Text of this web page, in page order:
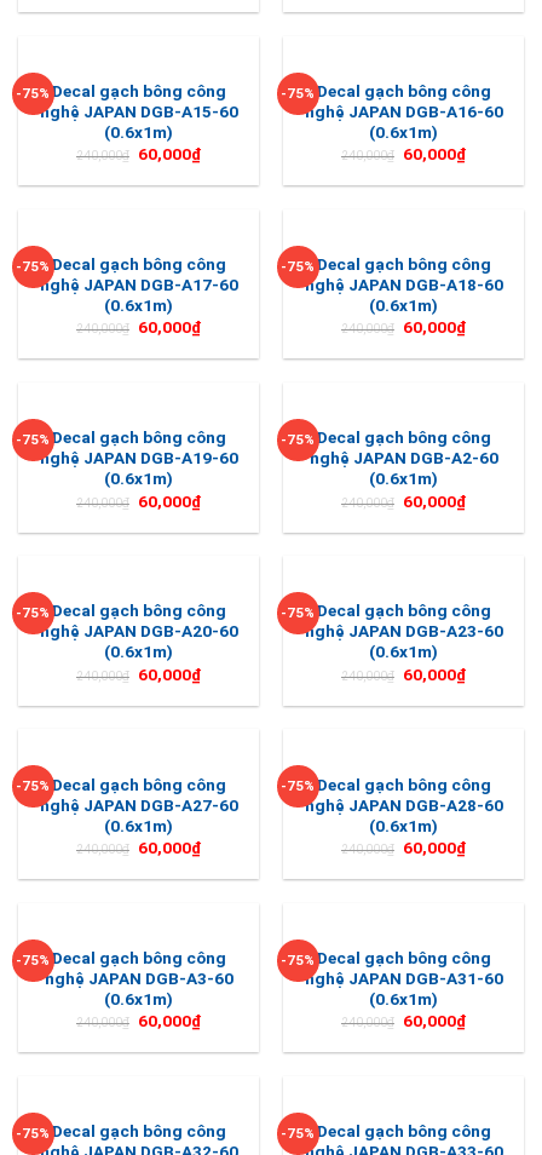
-75% Decal gạch bông công
nghệ JAPAN DGB-A15-60
(0.6x1m)
240,000₫ 60,000₫
-75% Decal gạch bông công
nghệ JAPAN DGB-A16-60
(0.6x1m)
240,000₫ 60,000₫
-75% Decal gạch bông công
nghệ JAPAN DGB-A17-60
(0.6x1m)
240,000₫ 60,000₫
-75% Decal gạch bông công
nghệ JAPAN DGB-A18-60
(0.6x1m)
240,000₫ 60,000₫
-75% Decal gạch bông công
nghệ JAPAN DGB-A19-60
(0.6x1m)
240,000₫ 60,000₫
-75% Decal gạch bông công
nghệ JAPAN DGB-A2-60
(0.6x1m)
240,000₫ 60,000₫
-75% Decal gạch bông công
nghệ JAPAN DGB-A20-60
(0.6x1m)
240,000₫ 60,000₫
-75% Decal gạch bông công
nghệ JAPAN DGB-A23-60
(0.6x1m)
240,000₫ 60,000₫
-75% Decal gạch bông công
nghệ JAPAN DGB-A27-60
(0.6x1m)
240,000₫ 60,000₫
-75% Decal gạch bông công
nghệ JAPAN DGB-A28-60
(0.6x1m)
240,000₫ 60,000₫
-75% Decal gạch bông công
nghệ JAPAN DGB-A3-60
(0.6x1m)
240,000₫ 60,000₫
-75% Decal gạch bông công
nghệ JAPAN DGB-A31-60
(0.6x1m)
240,000₫ 60,000₫
-75% Decal gạch bông công
-75% Decal gạch bông công